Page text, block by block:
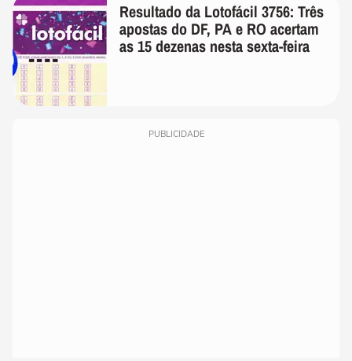
Resultado da Lotofácil 3756: Três
apostas do DF, PA e RO acertam
as 15 dezenas nesta sexta-feira
PUBLICIDADE